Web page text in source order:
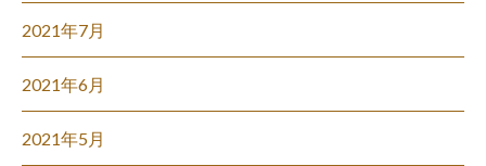
2021年7月
2021年6月
2021年5月